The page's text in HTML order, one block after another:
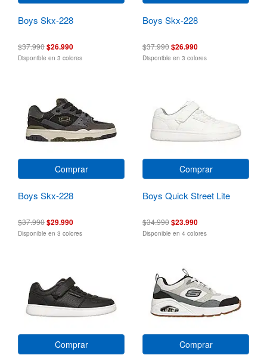
Boys Skx-228
$37.990$26.990
Disponible en 3 colores
Boys Skx-228
$37.990$26.990
Disponible en 3 colores
Comprar
Boys Skx-228
$37.990$29.990
Disponible en 3 colores
Comprar
Boys Quick Street Lite
$34.990$23.990
Disponible en 4 colores
Comprar Comprar